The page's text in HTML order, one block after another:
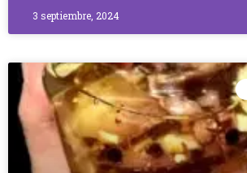
3 septiembre, 2024